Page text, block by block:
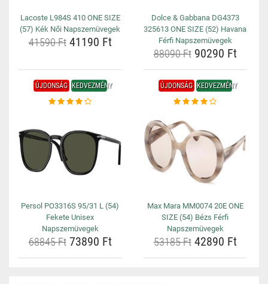
Lacoste L984S 410 ONE SIZE
(57) Kék Női Napszemüvegek
41590 Ft41190 Ft
Dolce & Gabbana DG4373
325613 ONE SIZE (52) Havana
Férfi Napszemüvegek
88090 Ft90290 Ft
ÚJDONSÁG KEDVEZMÉNY
Persol PO3316S 95/31 L (54)
Fekete Unisex
Napszemüvegek
68845 Ft73890 Ft
ÚJDONSÁG KEDVEZMÉNY
Max Mara MM0074 20E ONE
SIZE (54) Bézs Férfi
Napszemüvegek
53185 Ft42890 Ft